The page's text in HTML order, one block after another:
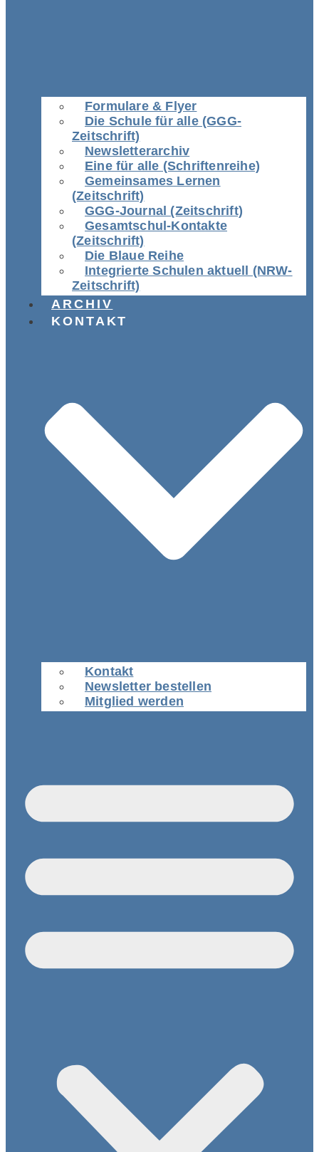
Formulare & Flyer
Die Schule für alle (GGG-
Zeitschrift)
Newsletterarchiv
Eine für alle (Schriftenreihe)
Gemeinsames Lernen
(Zeitschrift)
GGG-Journal (Zeitschrift)
Gesamtschul-Kontakte
(Zeitschrift)
Die Blaue Reihe
Integrierte Schulen aktuell (NRW-
Zeitschrift)
ARCHIV
KONTAKT
Kontakt
Newsletter bestellen
Mitglied werden